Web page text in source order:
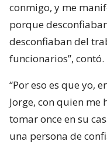
conmigo, y me
porque
desconfiaban del
funcionarios”, contó.
“Por eso es que yo,
Jorge, con quien me
tomar once en su
una persona de